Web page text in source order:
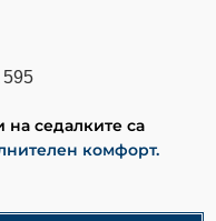
на седалките са
комфорт.